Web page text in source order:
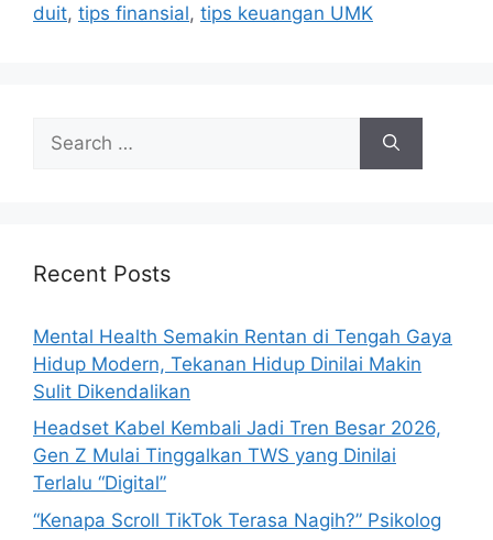
duit, tips finansial, tips keuangan UMK
h
r
:
Recent Posts
Mental Health Semakin Rentan di Tengah Gaya
Hidup Modern, Tekanan Hidup Dinilai Makin
Sulit Dikendalikan
Headset Kabel Kembali Jadi Tren Besar 2026,
Gen Z Mulai Tinggalkan TWS yang Dinilai
Terlalu “Digital”
“Kenapa Scroll TikTok Terasa Nagih?” Psikolog